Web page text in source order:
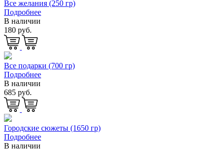
Все желания (250 гр)
Подробнее
В наличии
180 руб.
Все подарки (700 гр)
Подробнее
В наличии
685 руб.
Городские сюжеты (1650 гр)
Подробнее
В наличии